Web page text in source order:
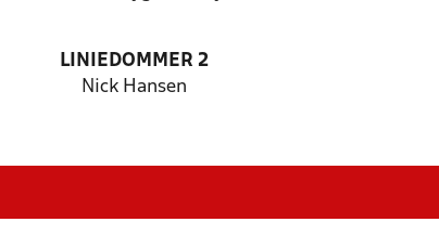
LINIEDOMMER 2
Nick Hansen